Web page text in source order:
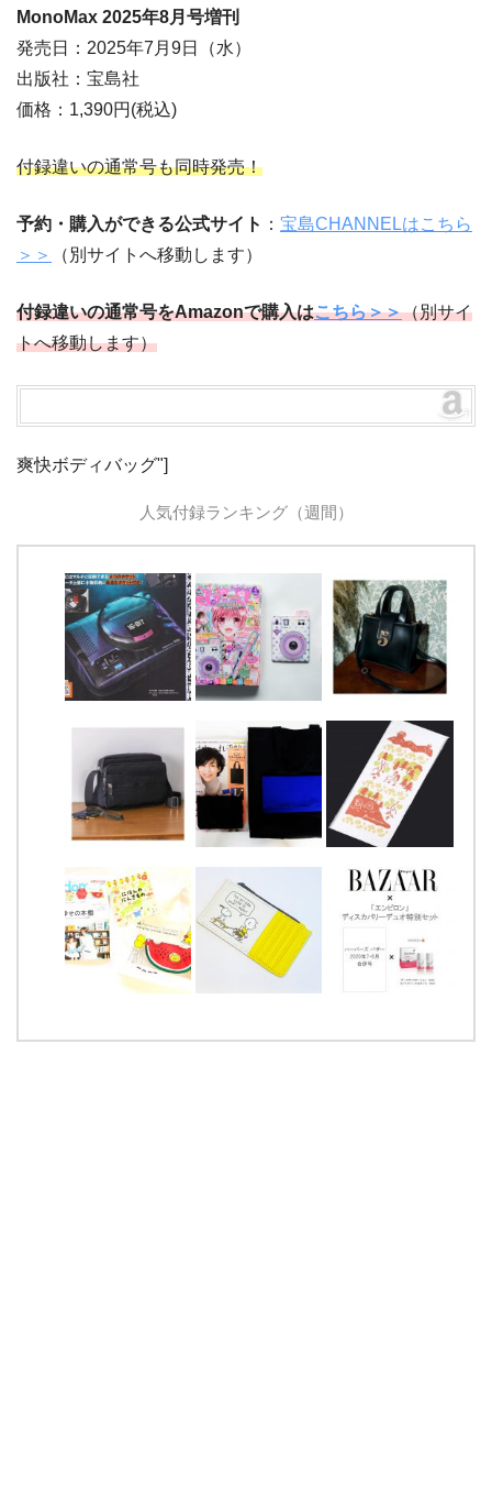
MonoMax 2025年8月 号増刊
発売日：2025年7月9日（水）
出版社：宝島社
価格：1,390円(税込)
付録違いの通常号も同時発売！
予約・購入ができる公式サイト ： 宝島CHANNELはこちら
＞＞
（別サイトへ移動します）
付録違いの通常号をAmazonで購入はこちら＞＞（別サイ
トへ移動します）
爽快ボディバッグ"]
人気付録ランキング（週間）